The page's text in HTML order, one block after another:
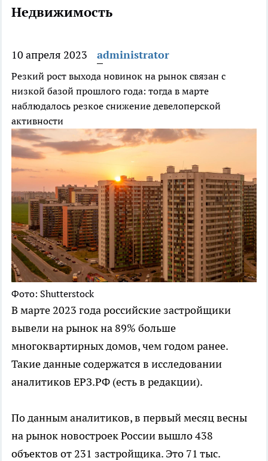
Недвижимость
10 апреля 2023 administrator
Резкий рост выхода новинок на рынок связан с
низкой базой прошлого года: тогда в марте
наблюдалось резкое снижение девелоперской
активности
Фото: Shutterstock
В марте 2023 года российские застройщики
вывели на рынок на 89% больше
многоквартирных домов, чем годом ранее.
Такие данные содержатся в исследовании
аналитиков ЕРЗ.РФ (есть в редакции).
По данным аналитиков, в первый месяц весны
на рынок новостроек России вышло 438
объектов от 231 застройщика. Это 71 тыс.